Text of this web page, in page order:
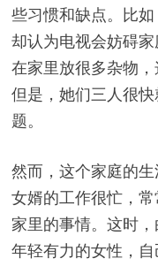
些习惯和缺点。比
却认为电视会妨碍
在家里放很多杂物，
但是，她们三人很
题。
然而，这个家庭的
女婿的工作很忙，
家里的事情。这时
年轻有力的女性，